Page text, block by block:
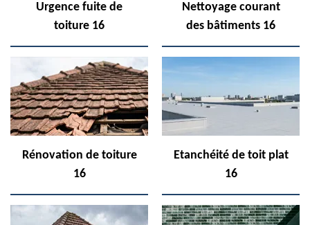
Urgence fuite de
toiture 16
Nettoyage courant
des bâtiments 16
Rénovation de toiture
16
Etanchéité de toit plat
16